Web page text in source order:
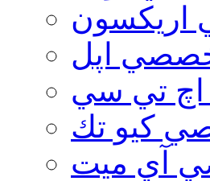
اريكسون
اپل
تي سي
كيو تك
آي ميت